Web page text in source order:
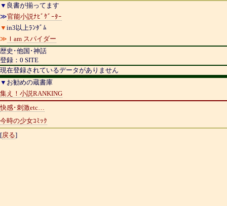
▼ 良書が揃ってます
≫官能小説ﾅﾋﾞｹﾞｰﾀｰ
▼ in3以上ﾗﾝﾀﾞﾑ
≫ Ｉam スパイダー
歴史･他国･神話
登録：0 SITE
現在登録されているデータがありません
▼ お勧めの蔵書庫
集え！小説RANKING
快感･刺激etc…
今時の少女ｺﾐｯｸ
[戻る]